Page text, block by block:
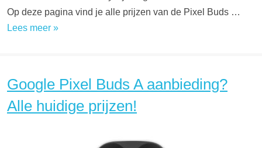
Op deze pagina vind je alle prijzen van de Pixel Buds …
Lees meer »
Google Pixel Buds A aanbieding?
Alle huidige prijzen!